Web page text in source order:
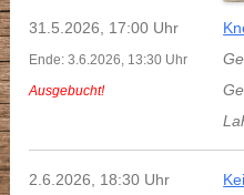
31.5.2026, 17:00 Uhr
Ende: 3.6.2026, 13:30 Uhr
Ausgebucht!
2.6.2026, 18:30 Uhr